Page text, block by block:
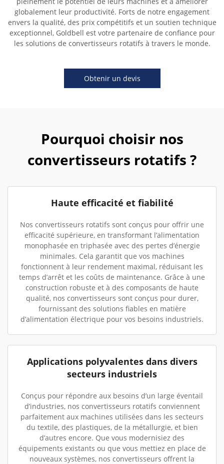
globalement leur productivité. Forts de notre engagement
envers la qualité, des prix compétitifs et un soutien technique
exceptionnel, Goldbell est votre partenaire de confiance pour
les solutions de convertisseurs rotatifs à travers le monde.
Obtenir un devis
Pourquoi choisir nos
convertisseurs rotatifs ?
Haute efficacité et fiabilité
Nos convertisseurs rotatifs sont conçus pour offrir une
efficacité supérieure, en transformant l’alimentation
monophasée en triphasée avec des pertes d’énergie
minimales. Cela garantit que vos machines
fonctionnent à leur rendement maximal, réduisant les
temps d’arrêt et les coûts de maintenance. Grâce à une
construction robuste et à des composants de haute
qualité, nos convertisseurs sont conçus pour durer,
fournissant des solutions fiables en matière
d’alimentation électrique pour vos besoins industriels.
Applications polyvalentes dans divers
secteurs industriels
Conçus pour répondre aux besoins d’un large éventail
d’industries, nos convertisseurs rotatifs conviennent
parfaitement aux machines utilisées dans les secteurs
du textile, des plastiques, de la métallurgie, et bien
d’autres encore. Que vous modernisiez des
équipements existants ou que vous mettiez en place de
nouveaux systèmes, nos convertisseurs offrent la